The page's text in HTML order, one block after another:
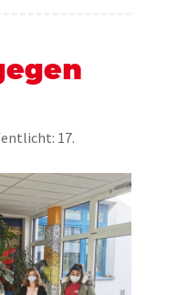
17.